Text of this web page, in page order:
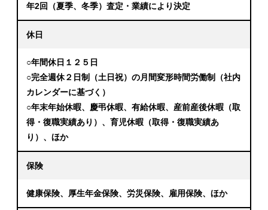
年2回（夏季、冬季）査定・業績により決定
休日
○年間休日１２５日
○完全週休２日制（土日祝）の月間変形時間労働制（社内
カレンダーに基づく）
○年末年始休暇、慶弔休暇、有給休暇、産前産後休暇（取
得・復職実績あり）、育児休暇（取得・復職実績あ
り）、ほか
保険
健康保険、厚生年金保険、労災保険、雇用保険、ほか